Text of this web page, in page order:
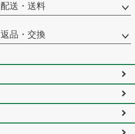
配送・送料
返品・交換